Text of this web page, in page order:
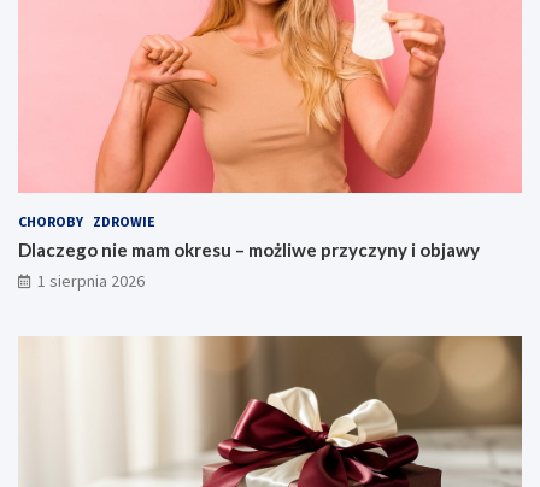
CHOROBY ZDROWIE
Dlaczego nie mam okresu – możliwe przyczyny i objawy
1 sierpnia 2026